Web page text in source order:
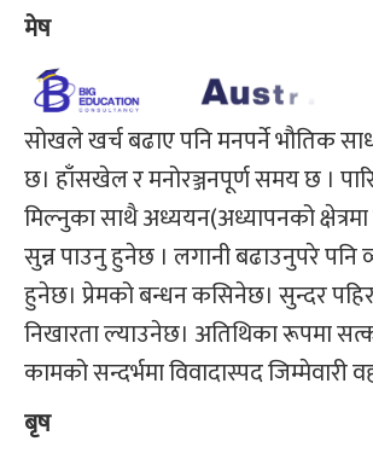
मेष
सोखले खर्च बढाए पनि मनपर्ने भौतिक
छ। हाँसखेल र मनोरञ्जनपूर्ण समय छ ।
मिल्नुका साथै अध्ययन(अध्यापनको
सुन्न पाउनु हुनेछ । लगानी बढाउनुपरे पनि
हुनेछ। प्रेमको बन्धन कसिनेछ। सुन्दर
निखारता ल्याउनेछ। अतिथिका रूपमा
कामको सन्दर्भमा विवादास्पद जिम्मेवारी
बृष